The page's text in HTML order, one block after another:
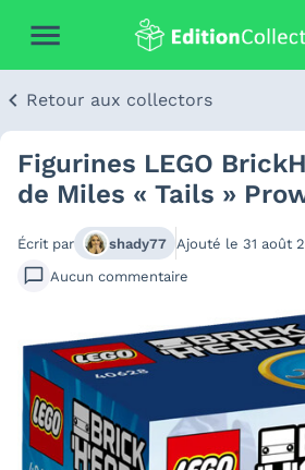
Retour aux collectors
Figurines LEGO
de Miles « Tails »
Écrit par shady77 Ajouté le 31 août
Aucun commentaire